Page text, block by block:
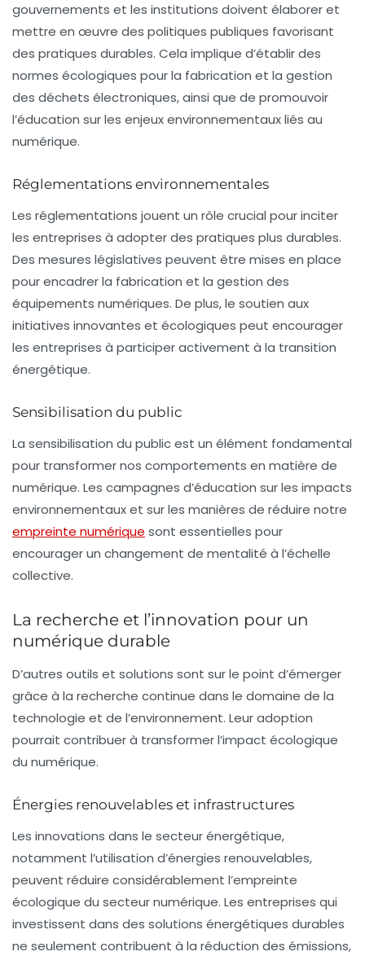
gouvernements et les institutions doivent élaborer et
mettre en œuvre des politiques publiques favorisant
des pratiques durables. Cela implique d’établir des
normes écologiques pour la fabrication et la gestion
des déchets électroniques, ainsi que de promouvoir
l’éducation sur les enjeux environnementaux liés au
numérique.
Réglementations environnementales
Les réglementations jouent un rôle crucial pour inciter
les entreprises à adopter des pratiques plus durables.
Des mesures législatives peuvent être mises en place
pour encadrer la fabrication et la gestion des
équipements numériques. De plus, le soutien aux
initiatives innovantes et écologiques peut encourager
les entreprises à participer activement à la transition
énergétique.
Sensibilisation du public
La sensibilisation du public est un élément fondamental
pour transformer nos comportements en matière de
numérique. Les campagnes d’éducation sur les impacts
environnementaux et sur les manières de réduire notre
empreinte numérique sont essentielles pour
encourager un changement de mentalité à l’échelle
collective.
La recherche et l’innovation pour un
numérique durable
D’autres outils et solutions sont sur le point d’émerger
grâce à la recherche continue dans le domaine de la
technologie et de l’environnement. Leur adoption
pourrait contribuer à transformer l’impact écologique
du numérique.
Énergies renouvelables et infrastructures
Les innovations dans le secteur énergétique,
notamment l’utilisation d’énergies renouvelables,
peuvent réduire considérablement l’empreinte
écologique du secteur numérique. Les entreprises qui
investissent dans des solutions énergétiques durables
ne seulement contribuent à la réduction des émissions,